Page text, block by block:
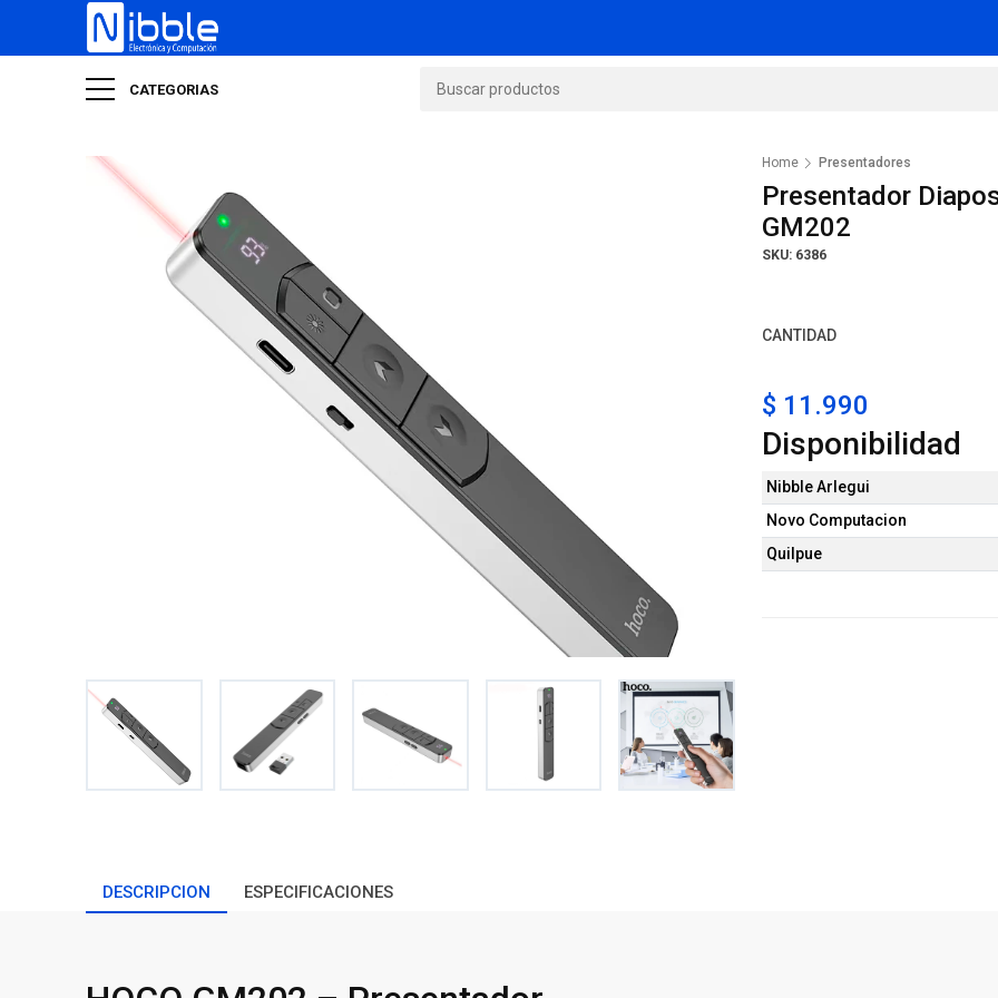
CATEGORIAS
Home Presentadores
Presentador
GM202
SKU: 6386
CANTIDAD
$ 11.990
Disponibilidad
Nibble Arlegui
Novo Computacion
Quilpue
DESCRIPCION ESPECIFICACIONES